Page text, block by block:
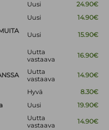
Uusi
24.90€
Uusi
14.90€
Uusi 15.90€
Uutta
vastaava
16.90€
Uutta
vastaava
14.90€
Hyvä
8.30€
Uusi 19.90€
Uutta
vastaava
14.90€